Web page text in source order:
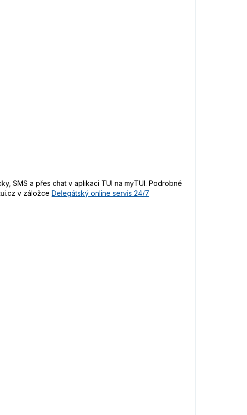
SMS a přes chat v aplikaci TUI na myTUI. Podrobné
v záložce Delegátský online servis 24/7